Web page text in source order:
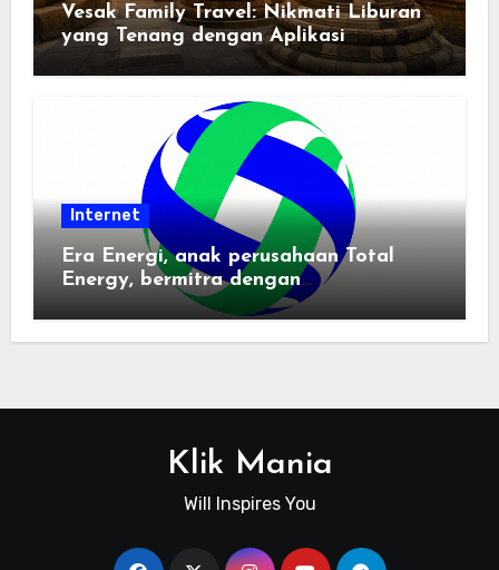
Vesak Family Travel: Nikmati Liburan
yang Tenang dengan Aplikasi
Pemindai PDF
Internet
Era Energi, anak perusahaan Total
Energy, bermitra dengan
Zhuochuangtong untuk mempercepat
transisi energi Indonesia — raksasa
Klik Mania
Will Inspires You